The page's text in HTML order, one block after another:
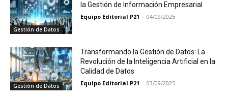
Gestión de Datos
la Gestión de Información Empresarial
Equipo Editorial P21 - 04/09/2025
Gestión de Datos
Transformando la Gestión de Datos: La
Revolución de la Inteligencia Artificial en la
Calidad de Datos
Equipo Editorial P21 - 03/09/2025